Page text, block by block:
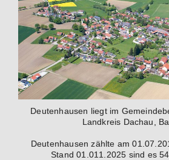
Deutenhausen liegt im
Landkreis Dachau,
Deutenhausen zählte am
Stand 01.011.2025 sind es